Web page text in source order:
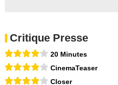
Critique Presse
20 Minutes
CinemaTeaser
Closer